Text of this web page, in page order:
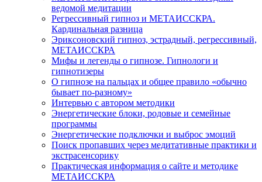
ведомой медитации
Регрессивный гипноз и МЕТАИССКРА.
Кардинальная разница
Эриксоновский гипноз, эстрадный, регрессивный,
МЕТАИССКРА
Мифы и легенды о гипнозе. Гипнологи и
гипнотизеры
О гипнозе на пальцах и общее правило «обычно
бывает по-разному»
Интервью с автором методики
Энергетические блоки, родовые и семейные
программы
Энергетические подключки и выброс эмоций
Поиск пропавших через медитативные практики и
экстрасенсорику
Практическая информация о сайте и методике
МЕТАИССКРА